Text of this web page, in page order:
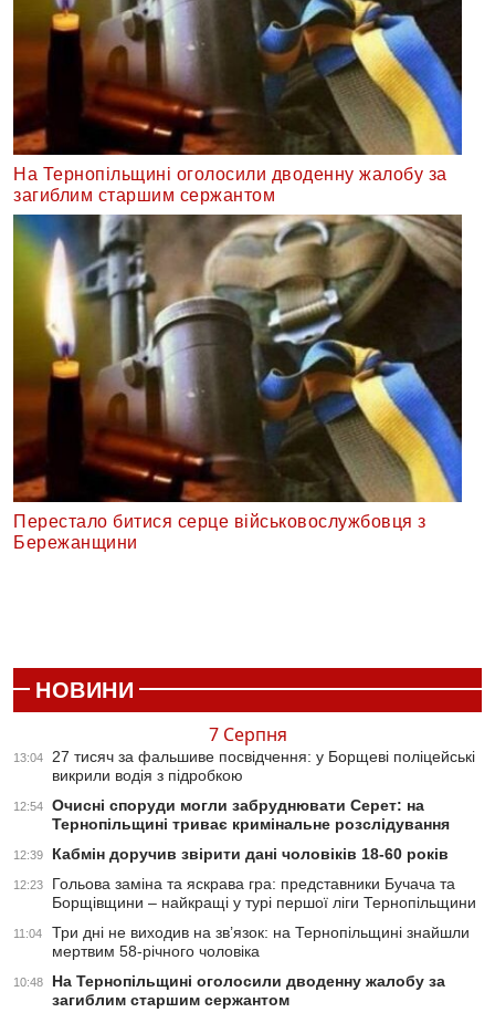
На Тернопільщині оголосили дводенну жалобу за
загиблим старшим сержантом
Перестало битися серце військовослужбовця з
Бережанщини
НОВИНИ
7 Серпня
13:04
27 тисяч за фальшиве посвідчення: у Борщеві поліцейські
викрили водія з підробкою
12:54
Очисні споруди могли забруднювати Серет: на
Тернопільщині триває кримінальне розслідування
12:39 Кабмін доручив звірити дані чоловіків 18-60 років
12:23
Гольова заміна та яскрава гра: представники Бучача та
Борщівщини – найкращі у турі першої ліги Тернопільщини
11:04
Три дні не виходив на зв’язок: на Тернопільщині знайшли
мертвим 58-річного чоловіка
10:48
На Тернопільщині оголосили дводенну жалобу за
загиблим старшим сержантом